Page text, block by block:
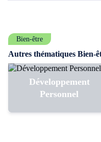
Bien-être
Autres thématiques Bien-
Développement
Personnel